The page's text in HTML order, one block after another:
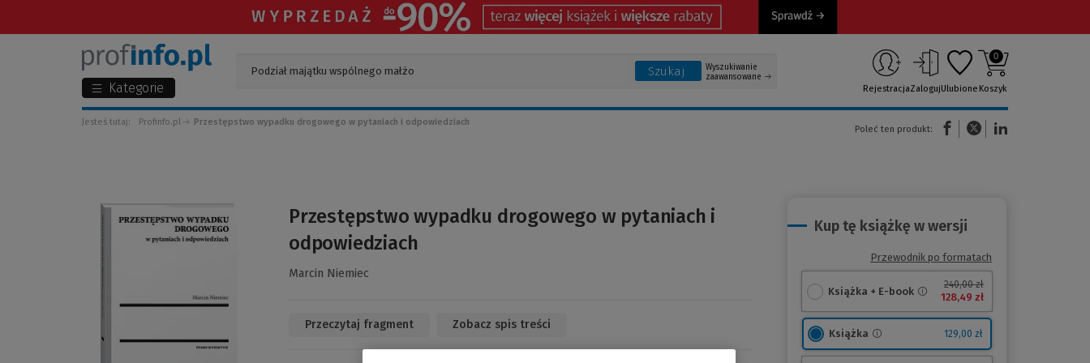
Kategorie
Szukaj
Wyszukiwanie
zaawansowane
RejestracjaZalogujUlubione
0
Koszyk
Jesteś tutaj: Profinfo.pl Przestępstwo wypadku drogowego w pytaniach i odpowiedziach
Poleć ten produkt:
(Nowe okno)(Link do innej strony)
Przestępstwo wypadku drogowego w pytaniach i
odpowiedziach
Marcin Niemiec
Przeczytaj fragment
innej
Zobacz spis treści
Kup tę książkę w wersji
Przewodnik po formatach
Książka + E-book
240,00 zł
128,49 zł
Książka 129,00 zł